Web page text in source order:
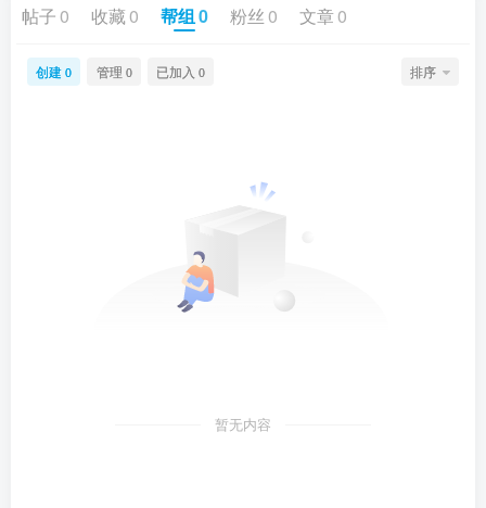
帖子 0 收藏 0 帮组0 粉丝 0 文章0
创建 0 管理 0 已加入 0 排序
暂无内容